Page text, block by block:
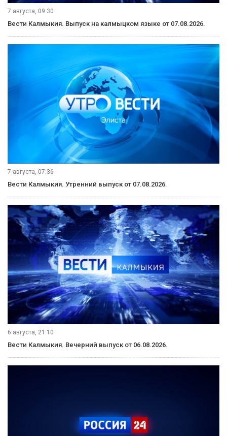
7 августа, 09:30
Вести Калмыкия. Выпуск на калмыцком языке от 07.08.2026.
7 августа, 07:36
Вести Калмыкия. Утренний выпуск от 07.08.2026.
6 августа, 21:10
Вести Калмыкия. Вечерний выпуск от 06.08.2026.